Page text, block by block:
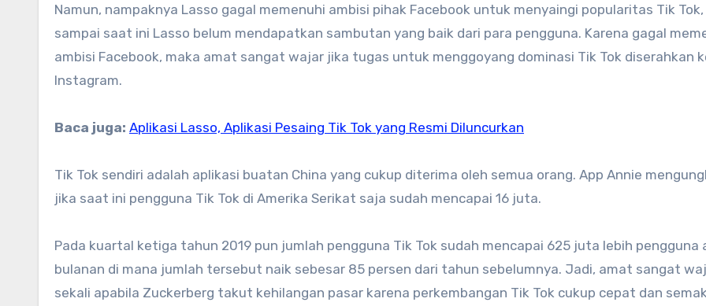
Namun, nampaknya Lasso gagal memenuhi ambisi pihak Facebook untuk menyaingi popularitas Tik
sampai saat ini Lasso belum mendapatkan sambutan yang baik dari para pengguna. Karena gagal
ambisi Facebook, maka amat sangat wajar jika tugas untuk menggoyang dominasi Tik Tok diserahkan
Instagram.
Baca juga: Aplikasi Lasso, Aplikasi Pesaing Tik Tok yang Resmi Diluncurkan
Tik Tok sendiri adalah aplikasi buatan China yang cukup diterima oleh semua orang. App Annie
jika saat ini pengguna Tik Tok di Amerika Serikat saja sudah mencapai 16 juta.
Pada kuartal ketiga tahun 2019 pun jumlah pengguna Tik Tok sudah mencapai 625 juta lebih pengguna
bulanan di mana jumlah tersebut naik sebesar 85 persen dari tahun sebelumnya. Jadi, amat sangat
sekali apabila Zuckerberg takut kehilangan pasar karena perkembangan Tik Tok cukup cepat dan